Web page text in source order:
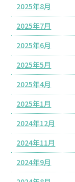
2025年8月
2025年7月
2025年6月
2025年5月
2025年4月
2025年1月
2024年12月
2024年11月
2024年9月